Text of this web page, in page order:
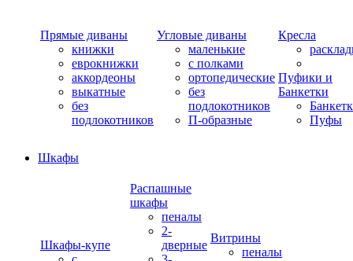
Прямые диваны
книжки
еврокнижки
аккордеоны
выкатные
без
подлокотников
Угловые диваны
маленькие
с полками
ортопедические
без
подлокотников
П-образные
Кресла
Пуфики и
Банкетки
Пуфы
Шкафы
Шкафы-купе
Распашные
шкафы
пеналы
2-
дверные
Витрины
пеналы